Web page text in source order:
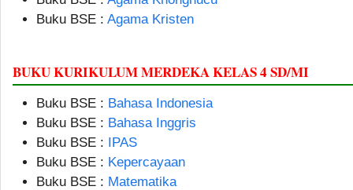
Buku BSE : Agama Kristen
BUKU KURIKULUM MERDEKA KELAS 4 SD/MI
Buku BSE : Bahasa Indonesia
Buku BSE : Bahasa Inggris
Buku BSE : IPAS
Buku BSE : Kepercayaan
Buku BSE : Matematika